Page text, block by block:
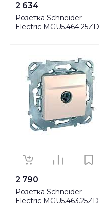
2 634
Розетка Schneider
Electric MGU5.464.25ZD
2 790
Розетка Schneider
Electric MGU5.463.25ZD